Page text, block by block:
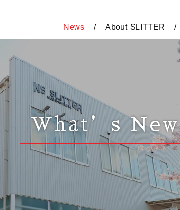
News About SLITTER
What’s New